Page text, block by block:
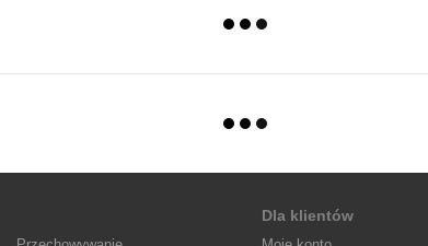
Dla klientów